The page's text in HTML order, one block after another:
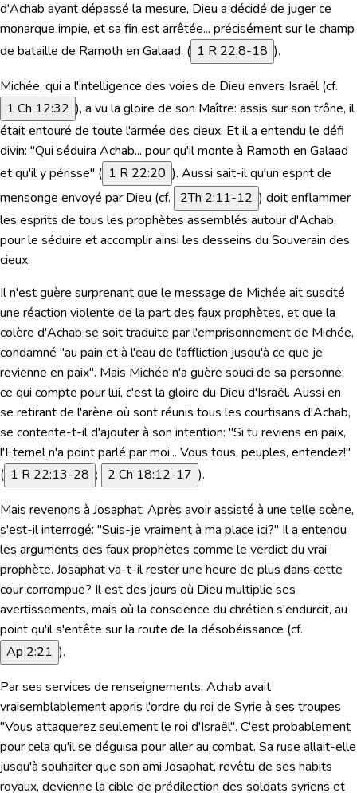
d'Achab ayant dépassé la mesure, Dieu a décidé de juger ce
monarque impie, et sa fin est arrêtée... précisément sur le champ
de bataille de Ramoth en Galaad. ( 1 R 22:8-18 ).
Michée, qui a l'intelligence des voies de Dieu envers Israël (cf.
1 Ch 12:32 ), a vu la gloire de son Maître: assis sur son trône, il
était entouré de toute l'armée des cieux. Et il a entendu le défi
divin: "Qui séduira Achab... pour qu'il monte à Ramoth en Galaad
et qu'il y périsse" ( 1 R 22:20 ). Aussi sait-il qu'un esprit de
mensonge envoyé par Dieu (cf.
2Th 2:11-12 ) doit enflammer
les esprits de tous les prophètes assemblés autour d'Achab,
pour le séduire et accomplir ainsi les desseins du Souverain des
cieux.
Il n'est guère surprenant que le message de Michée ait suscité
une réaction violente de la part des faux prophètes, et que la
colère d'Achab se soit traduite par l'emprisonnement de Michée,
condamné "au pain et à l'eau de l'affliction jusqu'à ce que je
revienne en paix". Mais Michée n'a guère souci de sa personne;
ce qui compte pour lui, c'est la gloire du Dieu d'Israël. Aussi en
se retirant de l'arène où sont réunis tous les courtisans d'Achab,
se contente-t-il d'ajouter à son intention: "Si tu reviens en paix,
l'Eternel n'a point parlé par moi... Vous tous, peuples, entendez!"
( 1 R 22:13-28 ; 2 Ch 18:12-17 ).
Mais revenons à Josaphat: Après avoir assisté à une telle scène,
s'est-il interrogé: "Suis-je vraiment à ma place ici?" Il a entendu
les arguments des faux prophètes comme le verdict du vrai
prophète. Josaphat va-t-il rester une heure de plus dans cette
cour corrompue? Il est des jours où Dieu multiplie ses
avertissements, mais où la conscience du chrétien s'endurcit, au
point qu'il s'entête sur la route de la désobéissance (cf.
Ap 2:21 ).
Par ses services de renseignements, Achab avait
vraisemblablement appris l'ordre du roi de Syrie à ses troupes
"Vous attaquerez seulement le roi d'Israël". C'est probablement
pour cela qu'il se déguisa pour aller au combat. Sa ruse allait-elle
jusqu'à souhaiter que son ami Josaphat, revêtu de ses habits
royaux, devienne la cible de prédilection des soldats syriens et